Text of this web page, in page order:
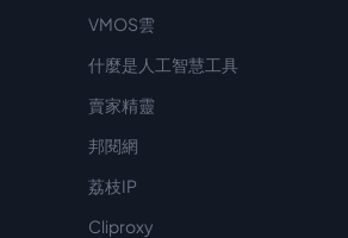
VMOS雲
什麼是人工智慧工具
賣家精靈
邦閱網
荔枝IP
Cliproxy